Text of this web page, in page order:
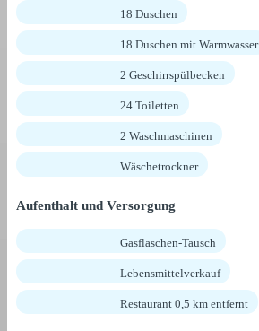
18 Duschen
18 Duschen mit Warmwasser
2 Geschirrspülbecken
24 Toiletten
2 Waschmaschinen
Wäschetrockner
Aufenthalt und Versorgung
Gasflaschen-Tausch
Lebensmittelverkauf
Restaurant 0,5 km entfernt